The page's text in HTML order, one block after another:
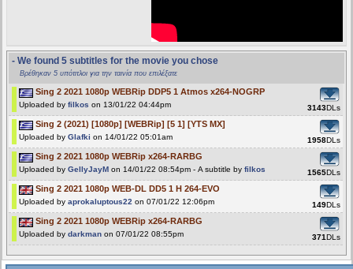
- We found 5 subtitles for the movie you chose
Βρέθηκαν 5 υπότιτλοι για την ταινία που επιλέξατε
Sing 2 2021 1080p WEBRip DDP5 1 Atmos x264-NOGRP
Uploaded by filkos on 13/01/22 04:44pm 3143DLs
Sing 2 (2021) [1080p] [WEBRip] [5 1] [YTS MX]
Uploaded by Glafki on 14/01/22 05:01am 1958DLs
Sing 2 2021 1080p WEBRip x264-RARBG
Uploaded by GellyJayM on 14/01/22 08:54pm - A subtitle by filkos 1565DLs
Sing 2 2021 1080p WEB-DL DD5 1 H 264-EVO
Uploaded by aprokaluptous22 on 07/01/22 12:06pm 149DLs
Sing 2 2021 1080p WEBRip x264-RARBG
Uploaded by darkman on 07/01/22 08:55pm 371DLs